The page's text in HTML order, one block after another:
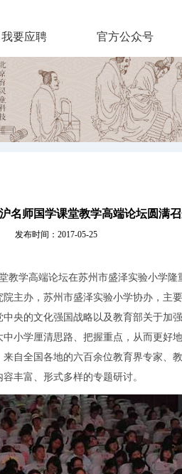
我要应聘 官方公众号
名师国学课堂教学高端论坛圆满
发布时间：2017-05-25
学高端论坛在苏州市盛泽实验小学隆
主办，苏州市盛泽实验小学协办，主
央的文化强国战略以及教育部关于加
小学厘清思路、把握重点，从而更好
自全国各地的六百余位教育界专家、
丰富、形式多样的专题研讨。